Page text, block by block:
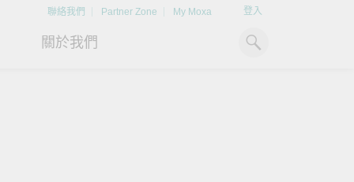
聯絡我們 Partner Zone My Moxa 登入
關於我們